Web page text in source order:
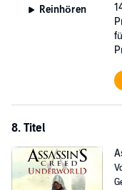
Reinhören
8. Titel